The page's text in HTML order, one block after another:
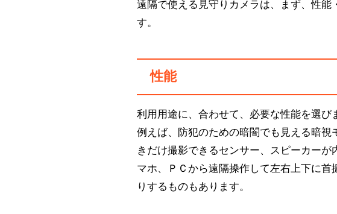
遠隔で使える見守りカメラは、まず、性
す。
性能
利用用途に、合わせて、必要な性能を選び
例えば、防犯のための暗闇でも見える暗
きだけ撮影できるセンサー、スピーカー
マホ、ＰＣから遠隔操作して左右上下に
りするものもあります。